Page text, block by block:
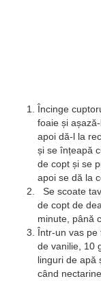
Încinge
foaie și
apoi dă-l la
și se înțeapă
de copt și se
apoi se dă la
Se scoate
de copt de
minute, până
Într-un vas pe
de vanilie, 10
linguri de apă
când